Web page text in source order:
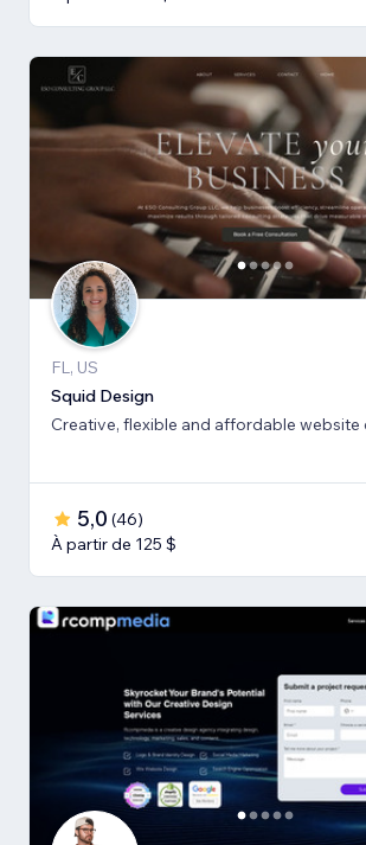
FL, US
Squid Design
Creative, flexible and affordable website
5,0 (46)
À partir de 125 $